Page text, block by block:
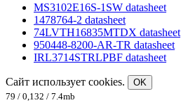
MS3102E16S-1SW datasheet
1478764-2 datasheet
74LVTH16835MTDX datasheet
950448-8200-AR-TR datasheet
IRL3714STRLPBF datasheet
Сайт использует cookies.
OK
79 / 0,132 / 7.4mb